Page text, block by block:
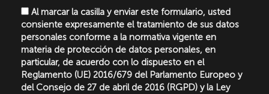
Al marcar la casilla y enviar este formulario, usted
consiente expresamente el tratamiento de sus datos
personales conforme a la normativa vigente en
materia de protección de datos personales, en
particular, de acuerdo con lo dispuesto en el
Reglamento (UE) 2016/679 del Parlamento Europeo y
del Consejo de 27 de abril de 2016 (RGPD) y la Ley